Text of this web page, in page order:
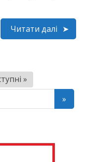
Читати далі
»